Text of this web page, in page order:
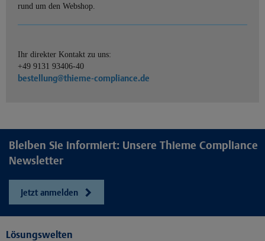
rund um den Webshop.
Ihr direkter Kontakt zu uns:
+49 9131 93406-40
bestellung@thieme-compliance.de
Bleiben Sie informiert: Unsere Thieme Compliance
Newsletter
Jetzt anmelden
Lösungswelten